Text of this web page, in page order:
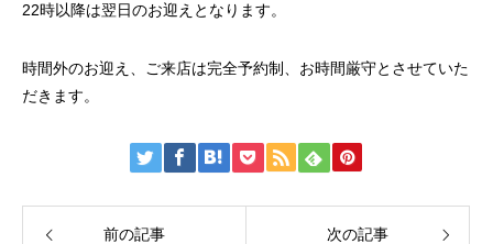
22時以降は翌日のお迎えとなります。
時間外のお迎え、ご来店は完全予約制、お時間厳守とさせていた
だきます。
前の記事 次の記事